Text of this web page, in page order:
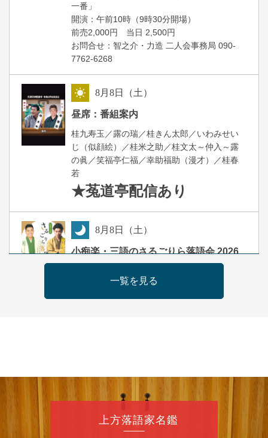
一番」
開演：午前10時（9時30分開場）
前売2,000円 当日 2,500円
お問合せ：智之介・力造 二人会事務局 090-
7762-6268
8月8日（土）
昼席：番組案内
桂九寿玉／露の瑞／桂きん太郎／いわみせい
じ（似顔絵）／桂米之助／桂文太～仲入～露
の眞／笑福亭仁福／幸助福助（漫才）／桂春
若
★菟道亭配信あり
8月8日（土）
小痴楽・三語のさるごりら落語会 2026
開演：午後6時（5時30分開場）全席指定
前売3,500円 当日4,000円
第98回 桂慶枝の早起き寄席～親子の噺
スペシャル～
僧」／桂三実「ワンワン」／桂慶枝「せんた
一覧を見る
上方落語家名鑑